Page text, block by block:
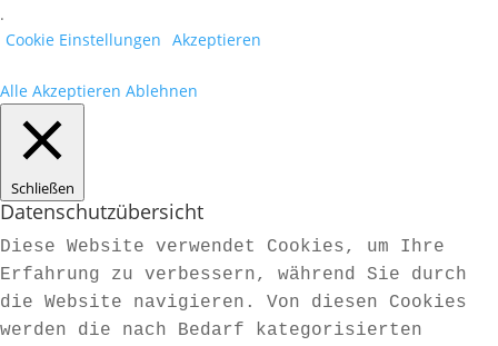
.
Cookie Einstellungen Akzeptieren
Alle Akzeptieren Ablehnen
Schließen
Datenschutzübersicht
Diese Website verwendet Cookies, um Ihre
Erfahrung zu verbessern, während Sie durch
die Website navigieren. Von diesen Cookies
werden die nach Bedarf kategorisierten